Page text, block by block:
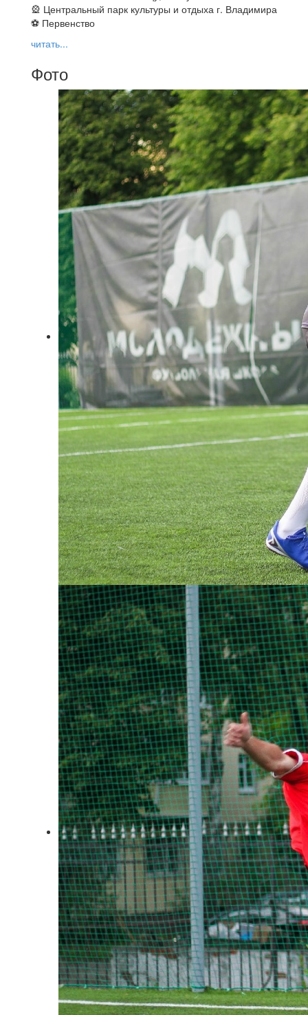
🎡 Центральный парк культуры и отдыха г. Владимира
⚽ Первенство
читать...
Фото